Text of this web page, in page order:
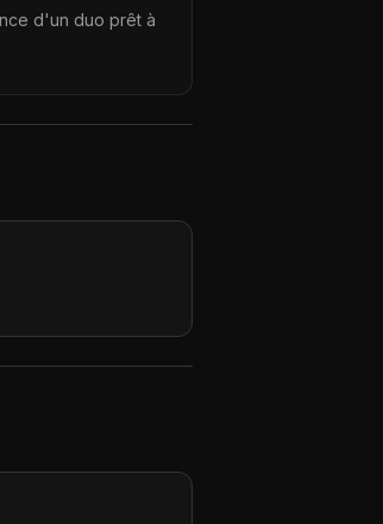
d'un duo prêt à